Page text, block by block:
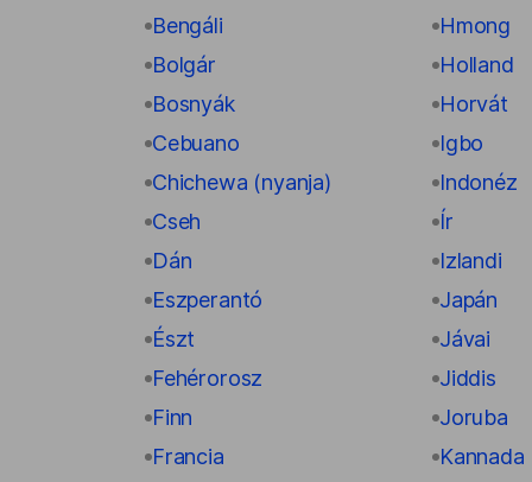
Bengáli
Bolgár
Bosnyák
Cebuano
Chichewa (nyanja)
Cseh
Dán
Eszperantó
Észt
Fehérorosz
Finn
Francia
Hmong
Holland
Horvát
Igbo
Indonéz
Ír
Izlandi
Japán
Jávai
Jiddis
Joruba
Kannada